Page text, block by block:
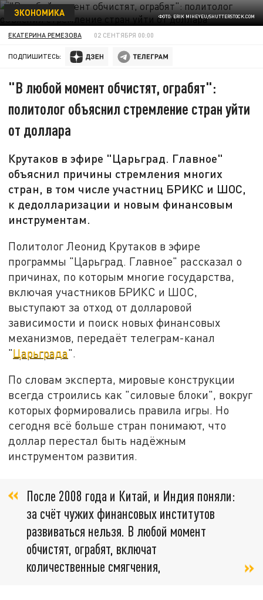
ФОТО: ERIK MIHEYEU/SHUTTERSTOCK.COM
ЭКОНОМИКА
ЕКАТЕРИНА РЕМЕЗОВА 02 СЕНТЯБРЯ 00:00
ПОДПИШИТЕСЬ:
"В любой момент обчистят, ограбят":
политолог объяснил стремление стран уйти
от доллара
Крутаков в эфире "Царьград. Главное"
объяснил причины стремления многих
стран, в том числе участниц БРИКС и ШОС,
к дедолларизации и новым финансовым
инструментам.
Политолог Леонид Крутаков в эфире
программы "Царьград. Главное" рассказал о
причинах, по которым многие государства,
включая участников БРИКС и ШОС,
выступают за отход от долларовой
зависимости и поиск новых финансовых
механизмов, передаёт телеграм-канал
"Царьграда".
По словам эксперта, мировые конструкции
всегда строились как "силовые блоки", вокруг
которых формировались правила игры. Но
сегодня всё больше стран понимают, что
доллар перестал быть надёжным
инструментом развития.
После 2008 года и Китай, и Индия поняли:
за счёт чужих финансовых институтов
развиваться нельзя. В любой момент
обчистят, ограбят, включат
количественные смягчения,